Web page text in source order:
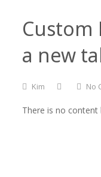
Custom
a new
Kim No
There is no content